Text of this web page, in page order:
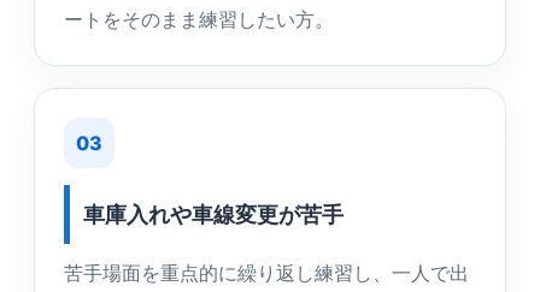
ートをそのまま練習したい方。
03
車庫入れや車線変更が苦手
苦手場面を重点的に繰り返し練習し、一人で出